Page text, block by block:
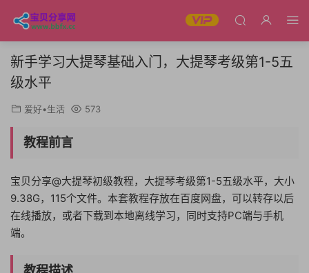
新手学习大提琴基础入门，大提琴考级第1-5五
级水平
爱好•生活 573
教程前言
宝贝分享@大提琴初级教程，大提琴考级第1-5五级水平，大小
9.38G，115个文件。本套教程存放在百度网盘，可以转存以后
在线播放，或者下载到本地离线学习，同时支持PC端与手机
端。